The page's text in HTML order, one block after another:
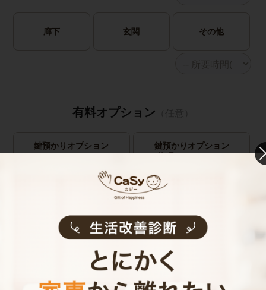
廊下 玄関 その他
有料オプション
鍵預かりオプション
(bitlock)
鍵預かりオプション
(物理キー)
キャストの指名
お見積り内容